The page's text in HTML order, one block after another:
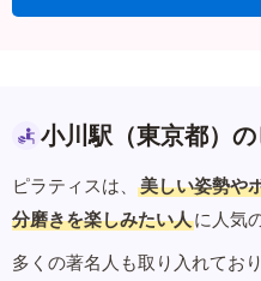
小川駅（東京都）
ピラティスは、 美しい姿勢や
分磨きを楽しみたい人に人気
多くの著名人も取り入れてお